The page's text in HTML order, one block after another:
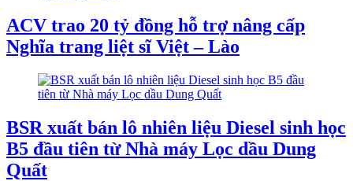
ACV trao 20 tỷ đồng hỗ trợ nâng cấp
Nghĩa trang liệt sĩ Việt – Lào
BSR xuất bán lô nhiên liệu Diesel sinh học
B5 đầu tiên từ Nhà máy Lọc dầu Dung
Quất